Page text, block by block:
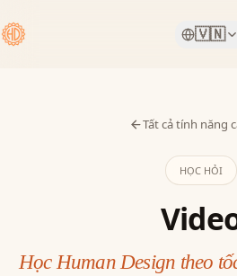
🇻🇳
Tất cả tính năng
HỌC HỎI
Học Human Design theo